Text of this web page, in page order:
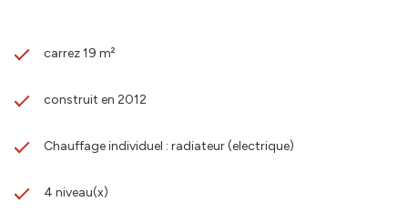
carrez 19 m²
construit en 2012
Chauffage individuel : radiateur (electrique)
4 niveau(x)